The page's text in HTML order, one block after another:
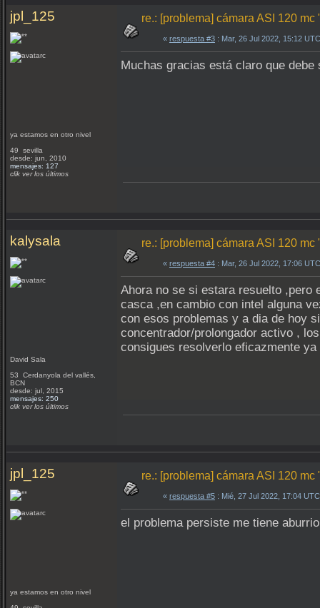
jpl_125
ya estamos en otro nivel
49 sevilla
desde: jun, 2010
mensajes: 127
clik ver los últimos
re.: [problema] cámara ASI 120 mc
« respuesta #3 : Mar, 26 Jul 2022, 15:12
Muchas gracias está claro que
kalysala
David Sala
53 Cerdanyola del vallés,
BCN
desde: jul, 2015
mensajes: 250
clik ver los últimos
re.: [problema] cámara ASI 120 mc
« respuesta #4 : Mar, 26 Jul 2022, 17:06
Ahora no se si estara resuelto ,pero
casca ,en cambio con intel alguna
con esos problemas y a dia de hoy
concentrador/prolongador activo ,
consigues resolverlo eficazmente
jpl_125
ya estamos en otro nivel
re.: [problema] cámara ASI 120 mc
« respuesta #5 : Mié, 27 Jul 2022, 17:04
el problema persiste me tiene